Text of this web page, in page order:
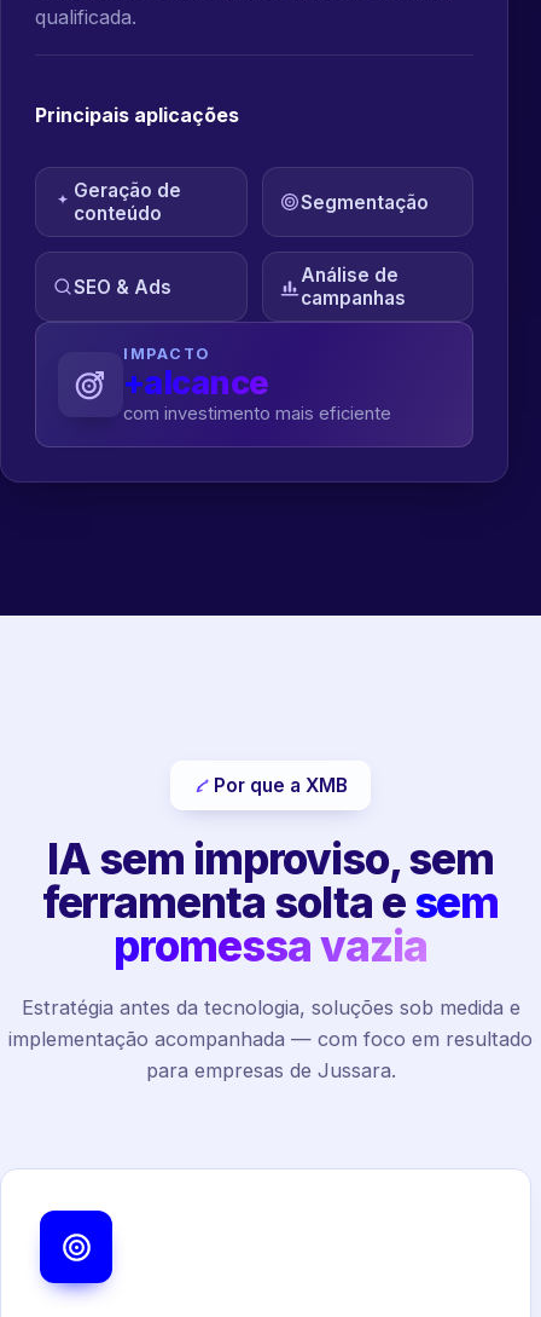
qualificada.
Principais aplicações
Geração de
conteúdo
Segmentação
SEO & Ads
Análise de
campanhas
IMPACTO
+alcance
com investimento mais eficiente
Por que a XMB
IA sem improviso, sem
ferramenta solta esem
promessa vazia
Estratégia antes da tecnologia, soluções sob medida e
implementação acompanhada — com foco em resultado
para empresas de Jussara.